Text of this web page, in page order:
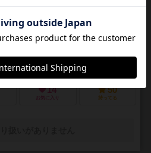
14歳～
し抜いて「血の遺志」を集めろ
ウェアのブラッドボーンのカードゲ
都ヤーナムでは風土病「獣の病」がは
病」の罹患者で...
14
お気に入り
50
持ってる